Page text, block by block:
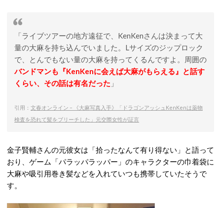
「ライブツアーの地方遠征で、KenKenさんは決まって大
量の大麻を持ち込んでいました。Lサイズのジップロック
で、とんでもない量の大麻を持ってくるんですよ。周囲の
バンドマンも『KenKenに会えば大麻がもらえる』と話す
くらい、その話は有名だった 」
引用： 文春オンライン – 《大麻写真入手》「ドラゴンアッシュKenKenは薬物
検査を恐れて髪をブリーチした」元交際女性が証言
金子賢輔さんの元彼女は「拾ったなんて有り得ない」と語って
おり、ゲーム「パラッパラッパー」のキャラクターの巾着袋に
大麻や吸引用巻き髪などを入れていつも携帯していたそうで
す。